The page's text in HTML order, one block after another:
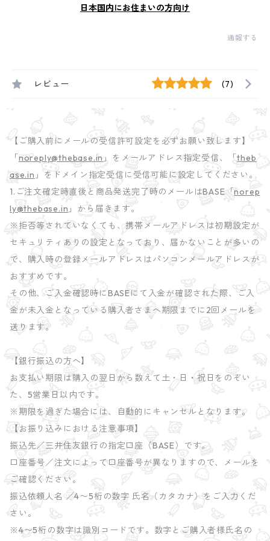
日本国内にお住まいの方向け
通報する
レビュー (7)
【ご購入前にメールの受信許可設定を必ずお願い致します】
「noreply@thebase.in」をメールアドレス指定受信、「theb
ase.in 」をドメイン指定受信に受信可能に設定してください。
1.ご注文確定時直後と商品発送完了時のメールはBASE「norep
ly@thebase.in 」から届きます。
※拒否等されていなくても、携帯メールアドレスは初期設定が
セキュリティありの設定となっており、届かないことが多いの
で、購入時の登録メールアドレスはパソコンメールアドレスが
おすすめです。
その他、ご入金確認時にBASEにて入金が確認された際、ご入
金が未入金となっている購入者さまへ期限までに2回メールを
送ります。
【銀行振込の方へ】
お支払い期限は購入の翌日から数えて土・日・祝日をのぞい
た、5営業日以内です。
※期限を過ぎた場合には、自動的にキャンセルとなります。
【お振り込みにおける注意事項】
振込先／三井住友銀行の指定口座（BASE）です。
口座番号／注文によって口座番号が異なりますので、メールを
ご確認ください。
振込依頼人名 ／4〜5桁の数字 氏名（カタカナ）をご入力くだ
さい。
※4〜5桁の数字は識別コードです。数字とご購入者様氏名の